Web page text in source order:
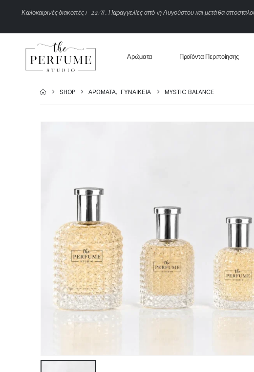
Καλοκαιρινέςδιακοπές 1–22/8. Παραγγελίεςαπό 1ηΑυγούστουκαιμετάθααποσταλο
Αρώματα Προϊόντα Περιποίησης
SHOP ΑΡΏΜΑΤΑ, ΓΥΝΑΙΚΕΊΑ MYSTIC BALANCE